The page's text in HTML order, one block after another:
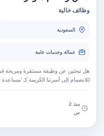
وظائف خالية
السعودية
عمالة وخدمات عامة
هل تبحثين عن وظيفة مستقرة ومريحة
للانضمام إلى أسرتنا الكريمة كـ
منذ 2
س